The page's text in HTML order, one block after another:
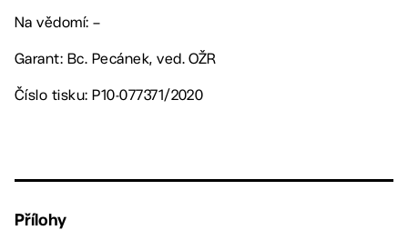
Na vědomí: –
Garant: Bc. Pecánek, ved. OŽR
Číslo tisku: P10-077371/2020
Přílohy